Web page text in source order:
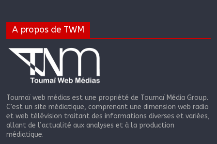
A propos de TWM
Toumaï web médias est une propriété de Toumaï Média Group.
C’est un site médiatique, comprenant une dimension web radio
et web télévision traitant des informations diverses et variées,
allant de l’actualité aux analyses et à la production
médiatique.